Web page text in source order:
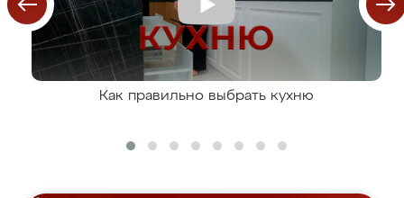
Как правильно выбрать кухню